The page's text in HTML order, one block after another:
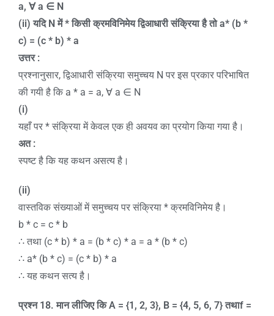
a, ∀a ∈ N
(ii)यदि Nमें * किसी क्रमविनिमेय द्विआधारी संक्रिया है तोa* (b *
c) = (c * b) * a
उत्तर :
प्रश्नानुसार, द्विआधारी संक्रिया समुच्चय N पर इस प्रकार परिभाषित
की गयी है कि a * a = a, ∀ a ∈ N
(i)
यहाँ पर * संक्रिया में केवल एक ही अवयव का प्रयोग किया गया है।
अत :
स्पष्ट है कि यह कथन असत्य है।
(ii)
वास्तविक संख्याओं में समुच्चय पर संक्रिया * क्रमविनिमेय है।
b * c = c * b
∴ तथा (c * b) * a = (b * c) * a = a * (b * c)
∴ a* (b * c) = (c * b) * a
∴ यह कथन सत्य है।
प्रश्न 18.मान लीजिए किA = {1, 2, 3}, B = {4, 5, 6, 7}तथाf =